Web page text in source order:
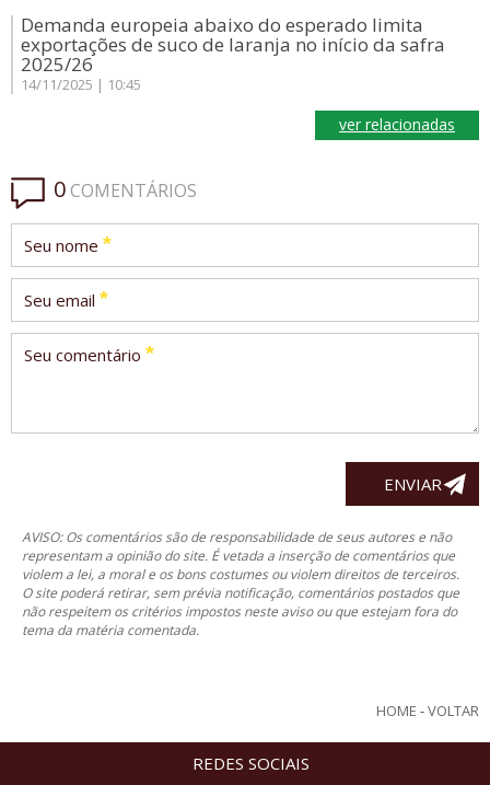
Demanda europeia abaixo do esperado limita
exportações de suco de laranja no início da safra
2025/26
14/11/2025 | 10:45
ver relacionadas
0COMENTÁRIOS
Seu nome *
Seu email *
Seu comentário *
AVISO: Os comentários são de responsabilidade de seus autores e não
representam a opinião do site. É vetada a inserção de comentários que
violem a lei, a moral e os bons costumes ou violem direitos de terceiros.
O site poderá retirar, sem prévia notificação, comentários postados que
não respeitem os critérios impostos neste aviso ou que estejam fora do
tema da matéria comentada.
HOME -VOLTAR
REDES SOCIAIS